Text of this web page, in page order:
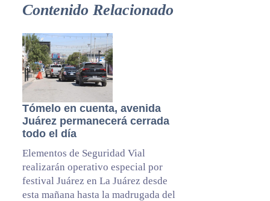
Contenido Relacionado
Tómelo en cuenta, avenida
Juárez permanecerá cerrada
todo el día
Elementos de Seguridad Vial
realizarán operativo especial por
festival Juárez en La Juárez desde
esta mañana hasta la madrugada del